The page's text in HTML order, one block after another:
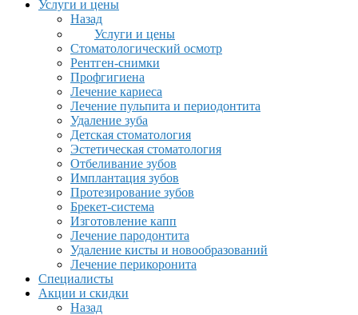
Услуги и цены
Назад
Услуги и цены
Стоматологический осмотр
Рентген-снимки
Профгигиена
Лечение кариеса
Лечение пульпита и периодонтита
Удаление зуба
Детская стоматология
Эстетическая стоматология
Отбеливание зубов
Имплантация зубов
Протезирование зубов
Брекет-система
Изготовление капп
Лечение пародонтита
Удаление кисты и новообразований
Лечение перикоронита
Специалисты
Акции и скидки
Назад